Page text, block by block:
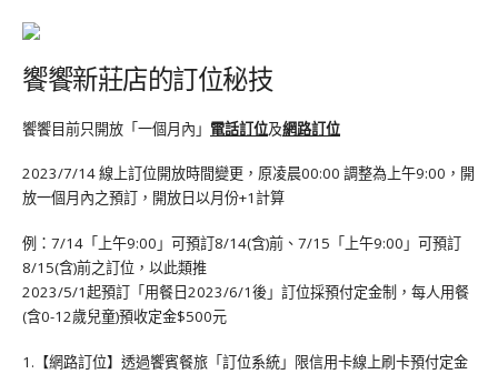
饗饗新莊店的訂位秘技
饗饗目前只開放「一個月內」 電話訂位及網路訂位
2023/7/14 線上訂位開放時間變更，原凌晨00:00 調整為上午9:00，開
放一個月內之預訂，開放日以月份+1計算
例：7/14「上午9:00」可預訂8/14(含)前、7/15「上午9:00」可預訂
8/15(含)前之訂位，以此類推
2023/5/1起預訂「用餐日2023/6/1後」訂位採預付定金制，每人用餐
(含0-12歲兒童)預收定金$500元
1.【網路訂位】透過饗賓餐旅「訂位系統」限信用卡線上刷卡預付定金